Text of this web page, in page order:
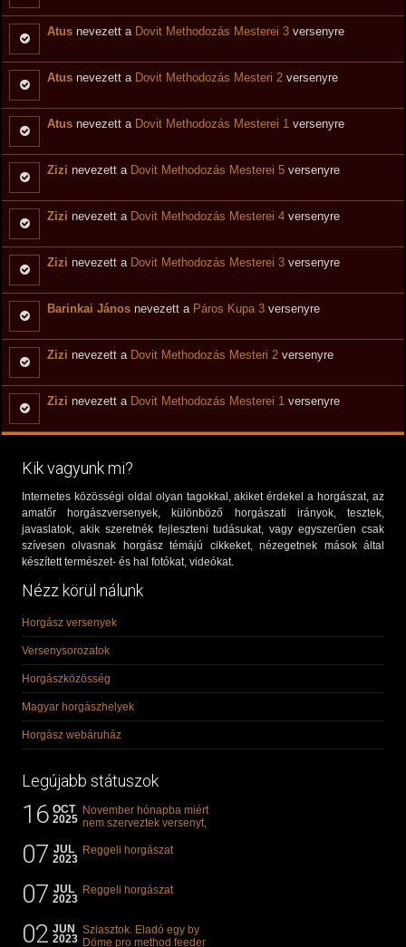
Atus nevezett a Dovit Methodozás Mesterei 3 versenyre
Atus nevezett a Dovit Methodozás Mesteri 2 versenyre
Atus nevezett a Dovit Methodozás Mesterei 1 versenyre
Zizi nevezett a Dovit Methodozás Mesterei 5 versenyre
Zizi nevezett a Dovit Methodozás Mesterei 4 versenyre
Zizi nevezett a Dovit Methodozás Mesterei 3 versenyre
Barinkai János nevezett a Páros Kupa 3 versenyre
Zizi nevezett a Dovit Methodozás Mesteri 2 versenyre
Zizi nevezett a Dovit Methodozás Mesterei 1 versenyre
Kik vagyunk mi?
Internetes közösségi oldal olyan tagokkal, akiket érdekel a horgászat, az
amatőr horgászversenyek, különböző horgászati irányok, tesztek,
javaslatok, akik szeretnék fejleszteni tudásukat, vagy egyszerűen csak
szívesen olvasnak horgász témájú cikkeket, nézegetnek mások által
készített természet- és hal fotókat, videókat.
Nézz körül nálunk
Horgász versenyek
Versenysorozatok
Horgászközösség
Magyar horgászhelyek
Horgász webáruház
Legújabb státuszok
16 OCT
2025
November hónapba miért
nem szerveztek versenyt,
"kárászos"...
07 JUL
2023
Reggeli horgászat
07 JUL
2023
Reggeli horgászat
02 JUN
2023
Sziasztok. Eladó egy by
Döme pro method feeder